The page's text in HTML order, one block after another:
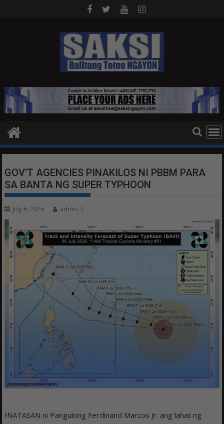
GOV’T AGENCIES PINAKILOS NI PBBM PARA
SA BANTA NG SUPER TYPHOON
July 6, 2026 admin 3
INATASAN ni Pangulong Ferdinand Marcos Jr. ang lahat ng